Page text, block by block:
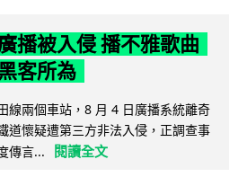
播被入侵 播不雅歌曲
客所為
線兩個車站，8 月 4 日廣播系統離奇
道懷疑遭第三方非法入侵，正調查事
傳言...
閱讀全文